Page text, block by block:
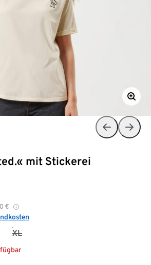
mit Stickerei
€
XL